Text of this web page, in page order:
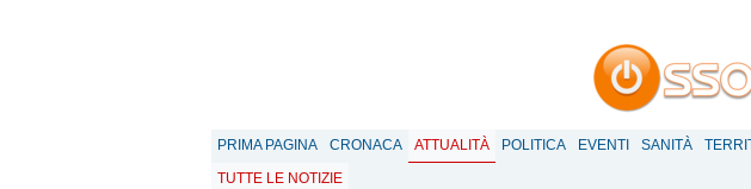
PRIMA PAGINA CRONACA ATTUALITÀ POLITICA EVENTI SANITÀ
TUTTE LE NOTIZIE